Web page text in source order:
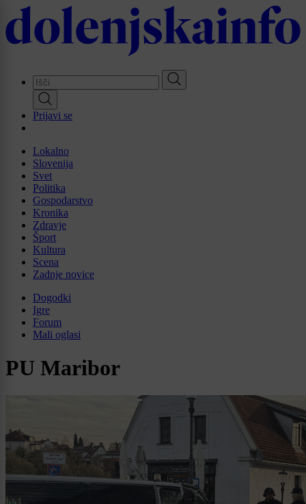
Skip
to
main
Prijavi se
Lokalno
Slovenija
Svet
Politika
Gospodarstvo
Kronika
Zdravje
Šport
Kultura
Scena
Zadnje novice
Dogodki
Igre
Forum
Mali oglasi
PU Maribor